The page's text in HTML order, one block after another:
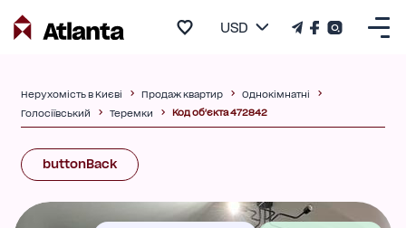
USD
Нерухомість в Києві Продаж квартир
Однокімнатні
Голосіївський
Теремки Код об'єкта 472842
buttonBack